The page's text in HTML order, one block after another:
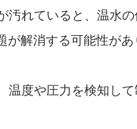
れていると、温水の
解消する可能性があ
度や圧力を検知して